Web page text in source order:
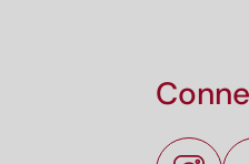
Für
Leichte